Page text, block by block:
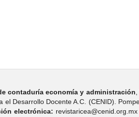
contaduría economí­a y administración
el Desarrollo Docente A.C. (CENID).
electrónica: